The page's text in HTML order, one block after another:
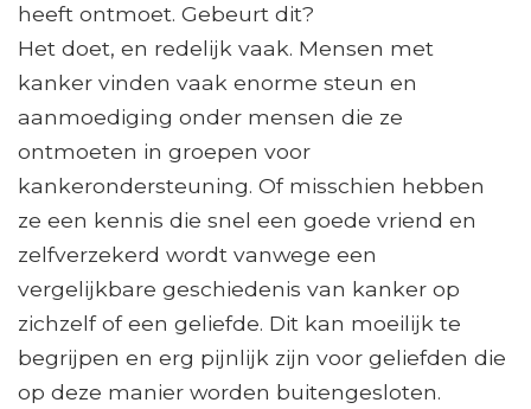
heeft ontmoet. Gebeurt dit?
Het doet, en redelijk vaak. Mensen met
kanker vinden vaak enorme steun en
aanmoediging onder mensen die ze
ontmoeten in groepen voor
kankerondersteuning. Of misschien hebben
ze een kennis die snel een goede vriend en
zelfverzekerd wordt vanwege een
vergelijkbare geschiedenis van kanker op
zichzelf of een geliefde. Dit kan moeilijk te
begrijpen en erg pijnlijk zijn voor geliefden die
op deze manier worden buitengesloten.